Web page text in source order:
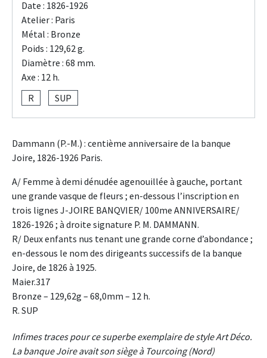
Date : 1826-1926
Atelier : Paris
Métal : Bronze
Poids : 129,62 g.
Diamètre : 68 mm.
Axe : 12 h.
R
SUP
Dammann (P.-M.) : centième anniversaire de la banque
Joire, 1826-1926 Paris.
A/ Femme à demi dénudée agenouillée à gauche, portant
une grande vasque de fleurs ; en-dessous l’inscription en
trois lignes J-JOIRE BANQVIER/ 100me ANNIVERSAIRE/
1826-1926 ; à droite signature P. M. DAMMANN.
R/ Deux enfants nus tenant une grande corne d’abondance ;
en-dessous le nom des dirigeants successifs de la banque
Joire, de 1826 à 1925.
Maier.317
Bronze – 129,62g – 68,0mm – 12 h.
R. SUP
Infimes traces pour ce superbe exemplaire de style Art Déco.
La banque Joire avait son siège à Tourcoing (Nord)